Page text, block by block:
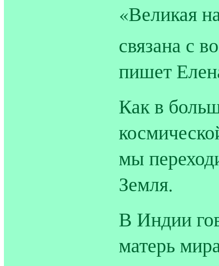
«Великая
связана с
пишет
Как в
мы
Земля.
В Индии
матерь